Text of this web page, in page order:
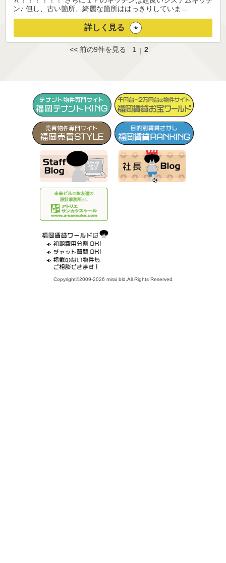
ン♪ 但し、古い箇所、綺麗な箇所ははっきりしていま...
詳しく見る
<< 前の9件を見る 1 | 2
Copyright©2009-2026 mirai bld.All Rights Reserved